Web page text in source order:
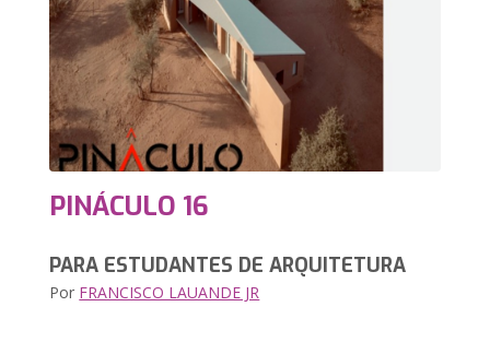
PINÁCULO 16
PARA ESTUDANTES DE ARQUITETURA
Por FRANCISCO LAUANDE JR